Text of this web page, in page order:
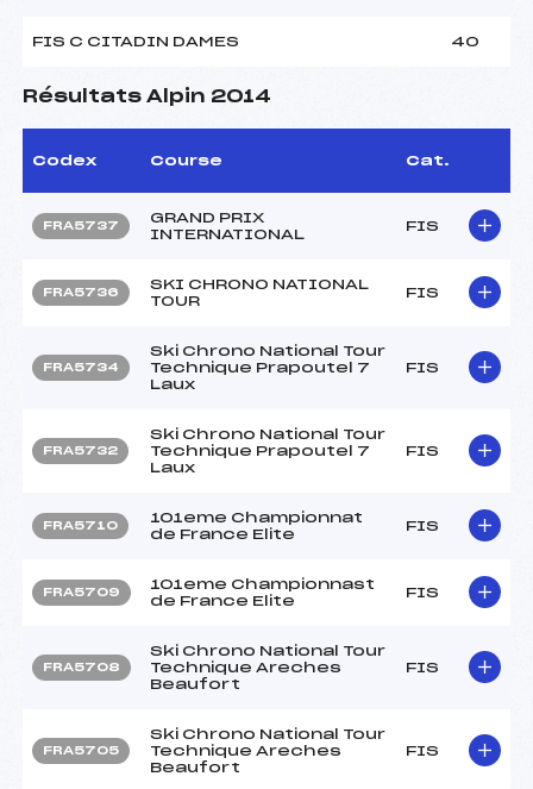
FIS C CITADIN DAMES 40
Résultats Alpin 2014
Codex Course Cat.
FRA5737
GRAND PRIX
INTERNATIONAL
FIS
FRA5736
SKI CHRONO NATIONAL
TOUR
FIS
FRA5734
Ski Chrono National Tour
Technique Prapoutel 7
Laux
FIS
FRA5732
Ski Chrono National Tour
Technique Prapoutel 7
Laux
FIS
FRA5710
101eme Championnat
de France Elite
FIS
FRA5709
101eme Championnast
de France Elite
FIS
FRA5708
Ski Chrono National Tour
Technique Areches
Beaufort
FIS
FRA5705
Ski Chrono National Tour
Technique Areches
Beaufort
FIS